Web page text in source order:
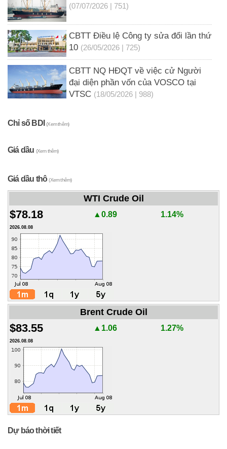
(07/07/2026 | 751)
CBTT Điều lệ Công ty sửa đổi lần thứ
10 (26/05/2026 | 725)
CBTT NQ HĐQT về việc cử Người
đại diện phần vốn của VOSCO tại
VTSC (18/05/2026 | 988)
Chỉ số BDI(Xem thêm)
Giá dầu (Xem thêm)
Giá dầu thô(Xem thêm)
WTI Crude Oil
$78.18 ▲0.89 1.14%
2026.08.08
Brent Crude Oil
$83.55 ▲1.06 1.27%
2026.08.08
Dự báo thời tiết